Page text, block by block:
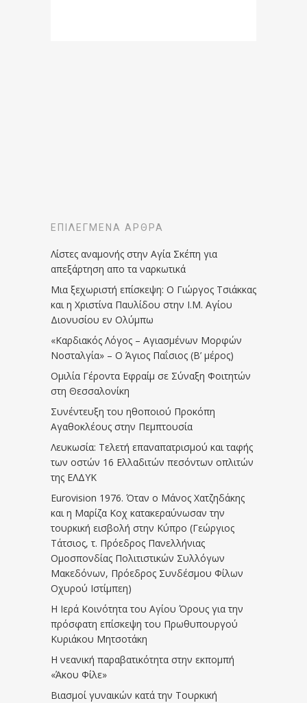
ΕΠΙΛΕΓΜΈΝΑ ΆΡΘΡΑ
Λίστες αναμονής στην Αγία Σκέπη για
απεξάρτηση απο τα ναρκωτικά
Μια ξεχωριστή επίσκεψη: Ο Γιώργος Τσιάκκας
και η Χριστίνα Παυλίδου στην Ι.Μ. Αγίου
Διονυσίου εν Ολύμπω
«Καρδιακός Λόγος – Αγιασμένων Μορφών
Νοσταλγία» – Ο Άγιος Παΐσιος (Β’ μέρος)
Ομιλία Γέροντα Εφραίμ σε Σύναξη Φοιτητών
στη Θεσσαλονίκη
Συνέντευξη του ηθοποιού Προκόπη
Αγαθοκλέους στην Πεμπτουσία
Λευκωσία: Τελετή επαναπατρισμού και ταφής
των οστών 16 Ελλαδιτών πεσόντων οπλιτών
της ΕΛΔΥΚ
Eurovision 1976. Όταν ο Μάνος Χατζηδάκης
και η Μαρίζα Κοχ κατακεραύνωσαν την
τουρκική εισβολή στην Κύπρο (Γεώργιος
Τάτσιος, τ. Πρόεδρος Πανελλήνιας
Ομοσπονδίας Πολιτιστικών Συλλόγων
Μακεδόνων, Πρόεδρος Συνδέσμου Φίλων
Οχυρού Ιστίμπεη)
Η Ιερά Κοινότητα του Αγίου Όρους για την
πρόσφατη επίσκεψη του Πρωθυπουργού
Κυριάκου Μητσοτάκη
Η νεανική παραβατικότητα στην εκπομπή
«Άκου Φίλε»
Βιασμοί γυναικών κατά την Τουρκική